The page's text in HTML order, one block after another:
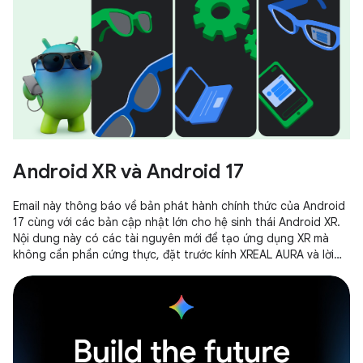
Android XR và Android 17
Email này thông báo về bản phát hành chính thức của Android
17 cùng với các bản cập nhật lớn cho hệ sinh thái Android XR.
Nội dung này có các tài nguyên mới để tạo ứng dụng XR mà
không cần phần cứng thực, đặt trước kính XREAL AURA và lời
Android XR.